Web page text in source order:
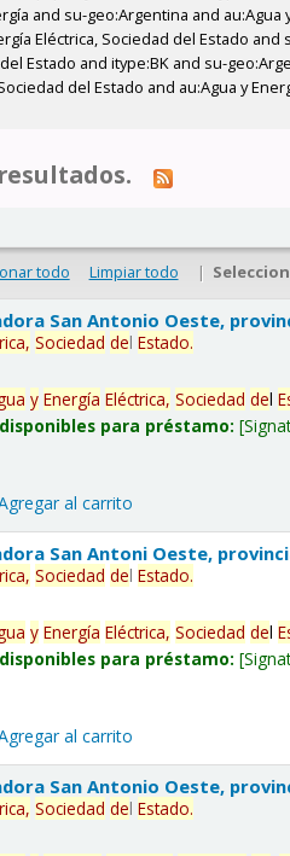
and su-geo:Argentina and au:Agua
Eléctrica, Sociedad del Estado
Estado and itype:BK and su-
del Estado and au:Agua y
todo Limpiar todo |
San Antonio Oeste,
Sociedad delEstado.
y Energía Eléctrica, Sociedad del
para préstamo:
al carrito
San Antoni Oeste,
Sociedad delEstado.
y Energía Eléctrica, Sociedad del
para préstamo:
al carrito
San Antonio Oeste,
Sociedad delEstado.